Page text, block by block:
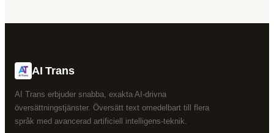
AI Trans
AI Trans erbjuder snabba, exakta AI-drivna
översättningstjänster. Översätt text omedelbart till flera
språk med avancerad artificiell intelligens-teknik.